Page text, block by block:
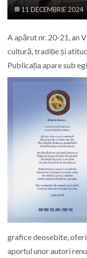
11 DECEMBRIE 2024
A apărut nr. 20-21, an
cultură, tradiție și
Publicațiaapare sub
grafice deosebite,
aportul unor autori